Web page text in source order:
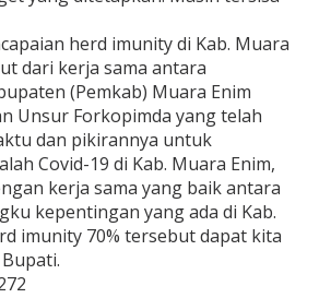
herd imunity di Kab. Muara
dari kerja sama antara
(Pemkab) Muara Enim
Unsur Forkopimda yang telah
dan pikirannya untuk
Covid-19 di Kab. Muara Enim,
kerja sama yang baik antara
kepentingan yang ada di Kab.
imunity 70% tersebut dapat kita